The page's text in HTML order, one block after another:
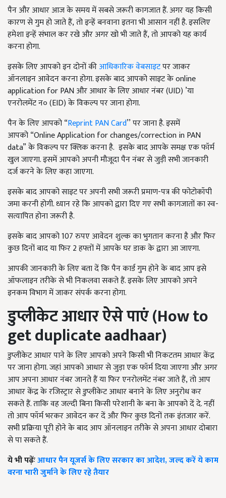
पैन और आधार आज के समय में सबसे जरूरी कागजात हैं. अगर यह किसी
कारण से गुम हो जाते हैं,तो इन्हें बनवाना इतना भी आसान नहीं है. इसलिए
हमेशा इन्हें संभाल कर रखे और अगर खो भी जाते हैं,तो आपको यह कार्य
करना होगा.
इसके लिए आपको इन दोनों कीआधिकारिक वेबसाइटपर जाकर
ऑनलाइन आवेदन करना होगा. इसके बाद आपको साइट केonline
application for PANऔर आधार के लिए आधार नंबर (UID) ’या
एनरोलमेंट न० (EID)के विकल्प पर जाना होगा.
पैन के लिए आपको“Reprint PAN Card’’पर जाना है. इसमें
आपको“Online Application for changes/correction in PAN
data”के विकल्प पर क्लिक करना है. इसके बाद आपके समक्ष एक फॉर्म
खुल जाएगा. इसमें आपको अपनी मौजूदा पैन नंबर से जुड़ी सभी जानकारी
दर्ज करने के लिए कहा जाएगा.
इसके बाद आपको साइट पर अपनी सभी जरूरी प्रमाण-पत्र की फोटोकॉपी
जमा करनी होगी. ध्यान रहे कि आपको द्वारा दिए गए सभी कागजातों का स्व-
सत्यापित होना जरूरी है.
इसके बाद आपको 107 रुपए आवेदन शुल्क का भुगतान करना है और फिर
कुछ दिनों बाद या फिर 2 हफ्तों में आपके घर डाक के द्वारा आ जाएगा.
आपकी जानकारी के लिए बता दें कि पैन कार्ड गुम होने के बाद आप इसे
ऑफलाइन तरीके से भी निकलवा सकते हैं. इसके लिए आपको अपने
इनकम विभाग में जाकर संपर्क करना होगा.
डुप्लीकेट आधार ऐसे पाएं(How to
get duplicate aadhaar)
डुप्लीकेट आधार पाने के लिए आपको अपने किसी भी निकटतम आधार केंद्र
पर जाना होगा. जहां आपको आधार से जुड़ा एक फॉर्म दिया जाएगा और अगर
आप अपना आधार नंबर जानते हैं या फिर एनरोलमेंट नंबर जाते हैं,तो आप
आधार केंद्र के रजिस्ट्रार से डुप्लीकेट आधार बनाने के लिए अनुरोध कर
सकते हैं. ताकि वह जल्दी बिना किसी परेशानी के बना के आपको दें दे. नहीं
तो आप फॉर्म भरकर आवेदन कर दें और फिर कुछ दिनों तक इंतजार करें.
सभी प्रक्रिया पूरी होने के बाद आप ऑनलाइन तरीके से अपना आधार दोबारा
से पा सकते हैं.
ये भी पढ़ेंःआधार पैन यूजर्स के लिए सरकार का आदेश, जल्द करें ये काम
वरना भारी जुर्माने के लिए रहे तैयार